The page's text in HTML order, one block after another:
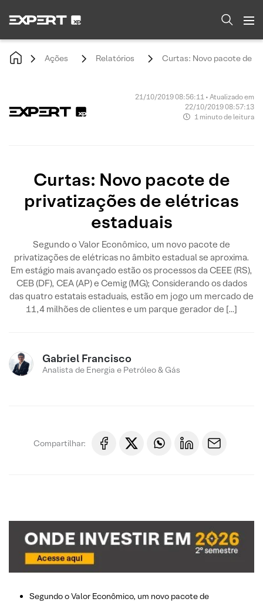
Ações Relatórios Curtas: Novo pacote de
21/10/2019 08:56:11 • Atualizado em
22/10/2019 08:57:13
1 minuto de leitura
Curtas: Novo pacote de
privatizações de elétricas
estaduais
Segundo o Valor Econômico, um novo pacote de
privatizações de elétricas no âmbito estadual se aproxima.
Em estágio mais avançado estão os processos da CEEE (RS),
CEB (DF), CEA (AP) e Cemig (MG); Considerando os dados
das quatro estatais estaduais, estão em jogo um mercado de
11,4 milhões de clientes e um parque gerador de […]
Gabriel Francisco
Analista de Energia e Petróleo & Gás
Compartilhar:
Segundo o Valor Econômico, um novo pacote de